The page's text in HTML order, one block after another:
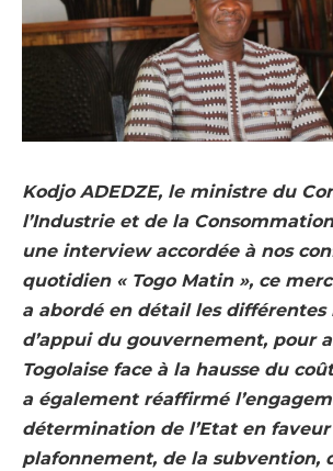
Kodjo ADEDZE, le ministre du
l’Industrie et de la
une interview accordée à nos
quotidien « Togo Matin », ce
a abordé en détail les différentes
d’appui du gouvernement, pour
Togolaise face à la hausse du
a également réaffirmé
détermination de l’Etat en
plafonnement, de la subvention,